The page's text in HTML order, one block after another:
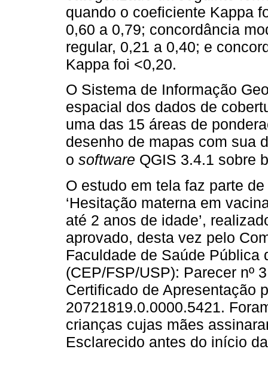
quando o coeficiente Kappa
0,60 a 0,79; concordância
regular, 0,21 a 0,40; e
Kappa foi <0,20.
O Sistema de Informação
espacial dos dados de
uma das 15 áreas de
desenho de mapas com sua
o software QGIS 3.4.1 sobre
O estudo em tela faz parte
‘Hesitação materna em
até 2 anos de idade’,
aprovado, desta vez pelo
Faculdade de Saúde Pública
(CEP/FSP/USP): Parecer nº
Certificado de Apresentação
20721819.0.0000.5421.
crianças cujas mães
Esclarecido antes do início